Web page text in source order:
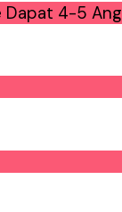
4-5